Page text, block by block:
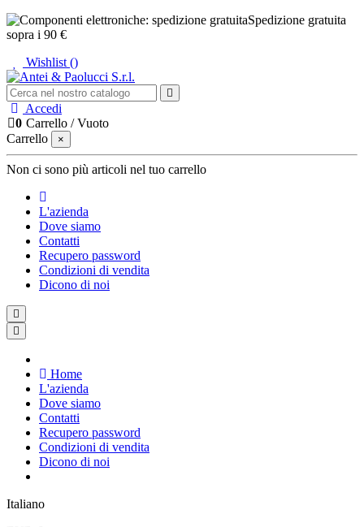
Spedizione gratuita
sopra i 90 €
Wishlist ()
Accedi
0 Carrello /Vuoto
Carrello
×
Non ci sono più articoli nel tuo carrello
L'azienda
Dove siamo
Contatti
Recupero password
Condizioni di vendita
Dicono di noi
Home
L'azienda
Dove siamo
Contatti
Recupero password
Condizioni di vendita
Dicono di noi
Italiano